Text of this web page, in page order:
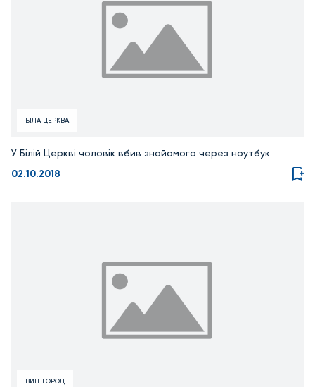
БІЛА ЦЕРКВА
У Білій Церкві чоловік вбив знайомого через ноутбук
02.10.2018
ВИШГОРОД